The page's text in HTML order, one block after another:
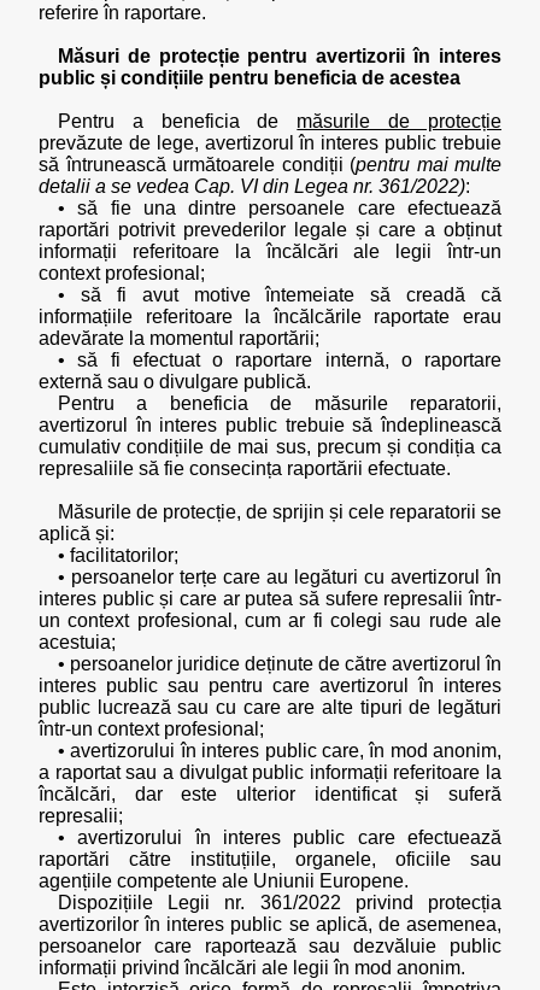
referire în raportare.
Măsuri de protecție pentru avertizorii în interes
public și condițiile pentru beneficia de acestea
Pentru a beneficia de măsurile de protecție
prevăzute de lege, avertizorul în interes public trebuie
să întrunească următoarele condiții (pentru mai multe
detalii a se vedea Cap. VI din Legea nr. 361/2022):
• să fie una dintre persoanele care efectuează
raportări potrivit prevederilor legale și care a obținut
informații referitoare la încălcări ale legii într-un
context profesional;
• să fi avut motive întemeiate să creadă că
informațiile referitoare la încălcările raportate erau
adevărate la momentul raportării;
• să fi efectuat o raportare internă, o raportare
externă sau o divulgare publică.
Pentru a beneficia de măsurile reparatorii,
avertizorul în interes public trebuie să îndeplinească
cumulativ condițiile de mai sus, precum și condiția ca
represaliile să fie consecința raportării efectuate.
Măsurile de protecție, de sprijin și cele reparatorii se
aplică și:
• facilitatorilor;
• persoanelor terțe care au legături cu avertizorul în
interes public și care ar putea să sufere represalii într-
un context profesional, cum ar fi colegi sau rude ale
acestuia;
• persoanelor juridice deținute de către avertizorul în
interes public sau pentru care avertizorul în interes
public lucrează sau cu care are alte tipuri de legături
într-un context profesional;
• avertizorului în interes public care, în mod anonim,
a raportat sau a divulgat public informații referitoare la
încălcări, dar este ulterior identificat și suferă
represalii;
• avertizorului în interes public care efectuează
raportări către instituțiile, organele, oficiile sau
agențiile competente ale Uniunii Europene.
Dispozițiile Legii nr. 361/2022 privind protecția
avertizorilor în interes public se aplică, de asemenea,
persoanelor care raportează sau dezvăluie public
informații privind încălcări ale legii în mod anonim.